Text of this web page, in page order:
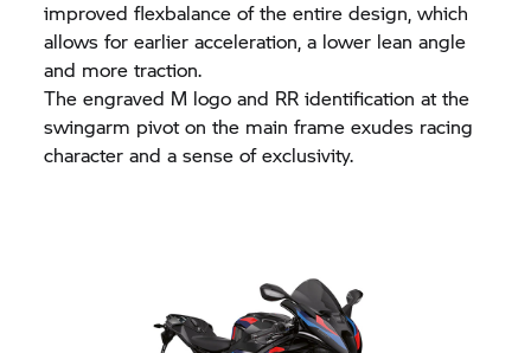
improved flexbalance of the entire design, which
allows for earlier acceleration, a lower lean angle
and more traction.
The engraved M logo and RR identification at the
swingarm pivot on the main frame exudes racing
character and a sense of exclusivity.